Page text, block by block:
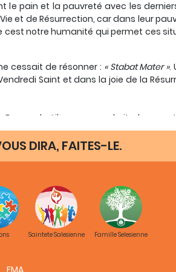
le pain et la pauvreté avec les
et de Résurrection, car dans leur
cest notre humanité qui permet ces
cessait de résonner : « Stabat Mater ».
Saint et dans la joie de la
du Liban : un endroit charmant
la ville de Beyrouth. Nous
dont beaucoup de jeunes, ce
un peu à cause de la
parce que cétait une scène
jeune maman vibraient sûrement à
dans le monde. Cette année,
DIRA, FAITES-LE.
Saintete Salesienne Famille Selesienne